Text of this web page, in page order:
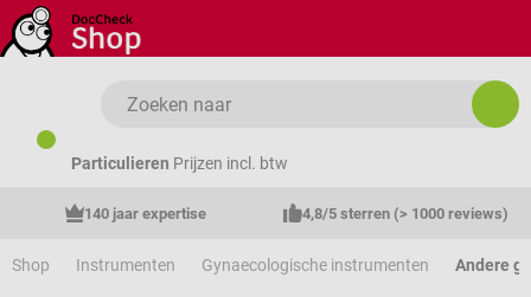
Ga naar de hoofdinhoud
Particulieren Prijzen incl. btw
140 jaar expertise 4,8/5 sterren (> 1000 reviews)
Shop Instrumenten Gynaecologische instrumenten Andere